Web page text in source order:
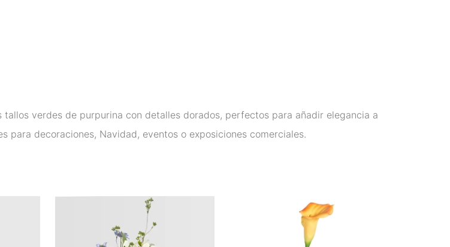
verdes de purpurina con detalles dorados, perfectos para añadir elegancia a
para decoraciones, Navidad, eventos o exposiciones comerciales.